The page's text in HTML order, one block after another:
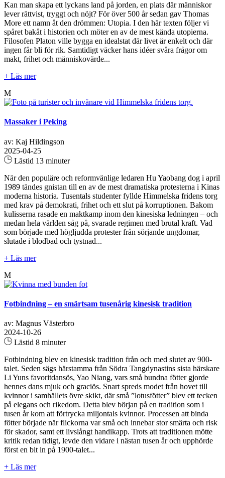
Kan man skapa ett lyckans land på jorden, en plats där människor
lever rättvist, tryggt och nöjt? För över 500 år sedan gav Thomas
More ett namn åt den drömmen: Utopia. I den här texten följer vi
spåret bakåt i historien och möter en av de mest kända utopierna.
Filosofen Platon ville bygga en idealstat där livet är enkelt och där
ingen får bli för rik. Samtidigt väcker hans idéer svåra frågor om
makt, frihet och människovärde...
+ Läs mer
M
Massaker i Peking
av: Kaj Hildingson
2025-04-25
Lästid 13 minuter
När den populäre och reformvänlige ledaren Hu Yaobang dog i april
1989 tändes gnistan till en av de mest dramatiska protesterna i Kinas
moderna historia. Tusentals studenter fyllde Himmelska fridens torg
med krav på demokrati, frihet och ett slut på korruptionen. Bakom
kulisserna rasade en maktkamp inom den kinesiska ledningen – och
medan hela världen såg på, svarade regimen med brutal kraft. Vad
som började med högljudda protester från sörjande ungdomar,
slutade i blodbad och tystnad...
+ Läs mer
M
Fotbindning – en smärtsam tusenårig kinesisk tradition
av: Magnus Västerbro
2024-10-26
Lästid 8 minuter
Fotbindning blev en kinesisk tradition från och med slutet av 900-
talet. Seden sägs härstamma från Södra Tangdynastins sista härskare
Li Yuns favoritdansös, Yao Niang, vars små bundna fötter gjorde
hennes dans mjuk och graciös. Snart spreds modet från hovet till
kvinnor i samhällets övre skikt, där små ”lotusfötter” blev ett tecken
på elegans och rikedom. Detta blev början på en tradition som i
tusen år kom att förtrycka miljontals kvinnor. Processen att binda
fötter började när flickorna var små och innebar stor smärta och risk
för skador, samt ett livslångt handikapp. Trots att traditionen mötte
kritik redan tidigt, levde den vidare i nästan tusen år och upphörde
först en bit in på 1900-talet...
+ Läs mer